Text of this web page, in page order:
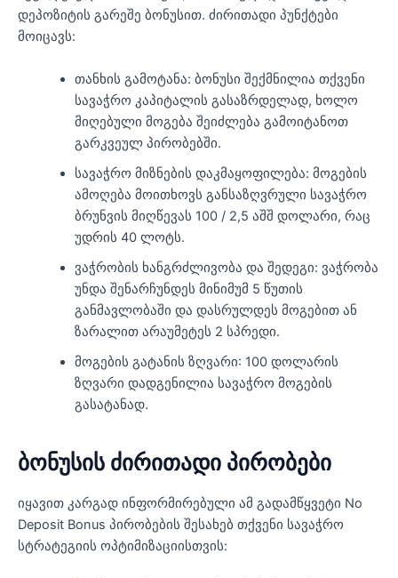
დეპოზიტის გარეშე ბონუსით. ძირითადი პუნქტები
მოიცავს:
თანხის გამოტანა: ბონუსი შექმნილია თქვენი
სავაჭრო კაპიტალის გასაზრდელად, ხოლო
მიღებული მოგება შეიძლება გამოიტანოთ
გარკვეულ პირობებში.
სავაჭრო მიზნების დაკმაყოფილება: მოგების
ამოღება მოითხოვს განსაზღვრული სავაჭრო
ბრუნვის მიღწევას 100 / 2,5 აშშ დოლარი, რაც
უდრის 40 ლოტს.
ვაჭრობის ხანგრძლივობა და შედეგი: ვაჭრობა
უნდა შენარჩუნდეს მინიმუმ 5 წუთის
განმავლობაში და დასრულდეს მოგებით ან
ზარალით არაუმეტეს 2 სპრედი.
მოგების გატანის ზღვარი: 100 დოლარის
ზღვარი დადგენილია სავაჭრო მოგების
გასატანად.
ბონუსის ძირითადი პირობები
იყავით კარგად ინფორმირებული ამ გადამწყვეტი No
Deposit Bonus პირობების შესახებ თქვენი სავაჭრო
სტრატეგიის ოპტიმიზაციისთვის: